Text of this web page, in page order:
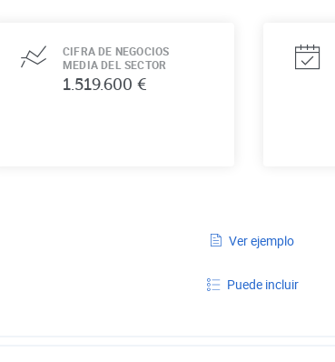
CIFRA DE NEGOCIOS
MEDIA DEL SECTOR
1.519.600 €
Ver ejemplo
Puede incluir